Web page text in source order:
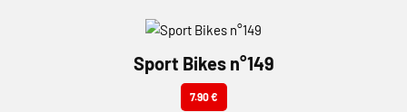
Sport Bikes n°149
7.90 €